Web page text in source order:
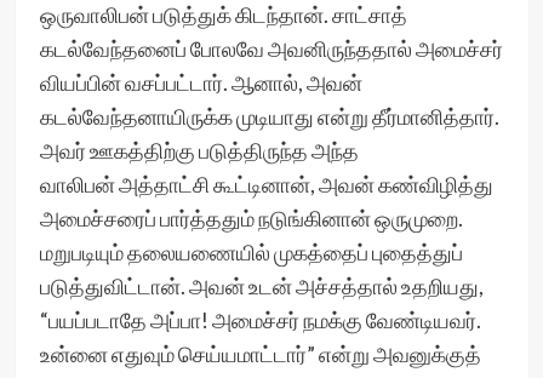
ஒருவாலிபன் படுத்துக் கிடந்தான். சாட்சாத்
கடல்வேந்தனைப் போலவே அவனிருந்ததால் அமைச்சர்
வியப்பின் வசப்பட்டார். ஆனால், அவன்
கடல்வேந்தனாயிருக்க முடியாது என்று தீர்மானித்தார்.
அவர் ஊகத்திற்கு படுத்திருந்த அந்த
வாலிபன் அத்தாட்சி கூட்டினான், அவன் கண்விழித்து
அமைச்சரைப் பார்த்ததும் நடுங்கினான் ஒருமுறை.
மறுபடியும் தலையணையில் முகத்தைப் புதைத்துப்
படுத்துவிட்டான். அவன் உடன் அச்சத்தால் உதறியது,
“பயப்படாதே அப்பா! அமைச்சர் நமக்கு வேண்டியவர்.
உன்னை எதுவும் செய்யமாட்டார்” என்று அவனுக்குத்